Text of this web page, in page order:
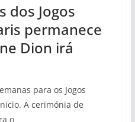
dos Jogos
permanece
Dion irá
para os Jogos
A cerimónia de
o